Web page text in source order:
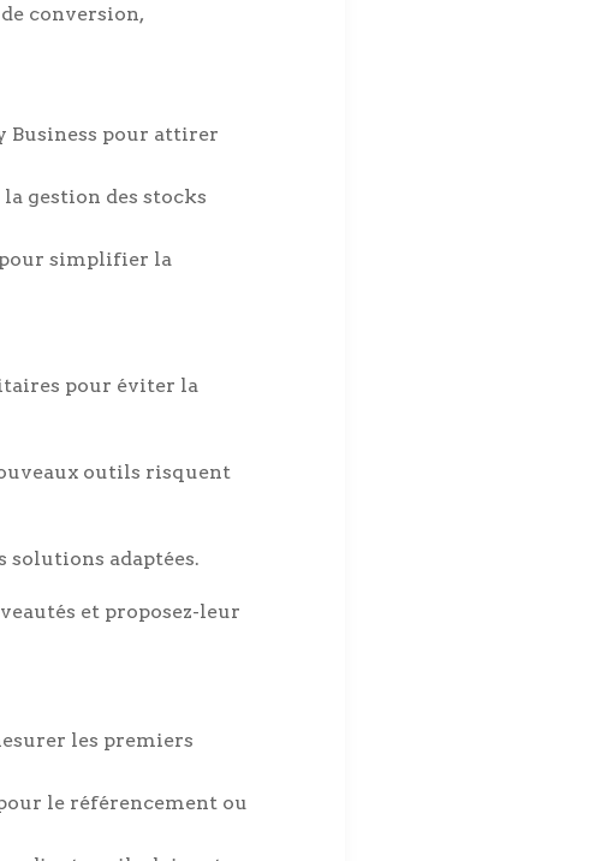
conversion,
Business pour attirer
gestion des stocks
simplifier la
pour éviter la
outils risquent
solutions adaptées.
et proposez-leur
les premiers
le référencement ou